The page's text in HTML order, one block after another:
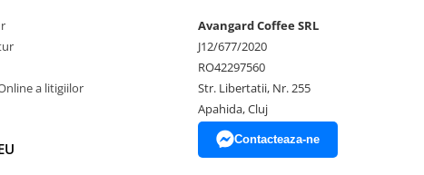
a litigiilor
Avangard Coffee SRL
J12/677/2020
RO42297560
Str. Libertatii, Nr. 255
Apahida, Cluj
Contacteaza-ne